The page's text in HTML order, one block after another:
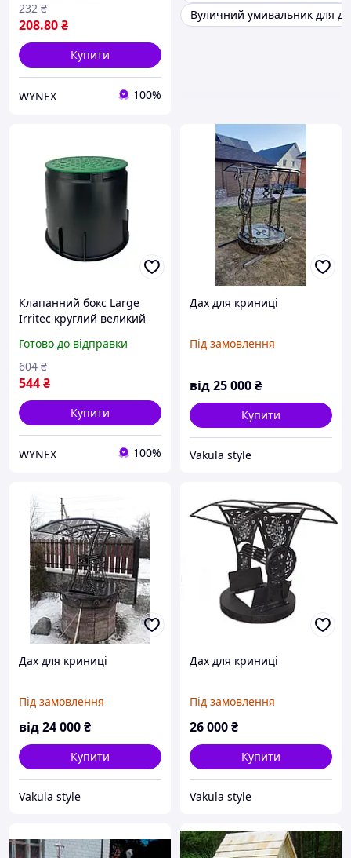
208.80₴
232 ₴
Купити
WYNEX 100%
Вуличний умивальник для
Клапанний бокс Large
Irritec круглий великий
Готово до відправки
544₴
604 ₴
Купити
WYNEX 100%
Дах для криниці
Під замовлення
від25 000₴
Купити
Vakula style
Дах для криниці
Під замовлення
від24 000₴
Купити
Vakula style
Дах для криниці
Під замовлення
26 000₴
Купити
Vakula style